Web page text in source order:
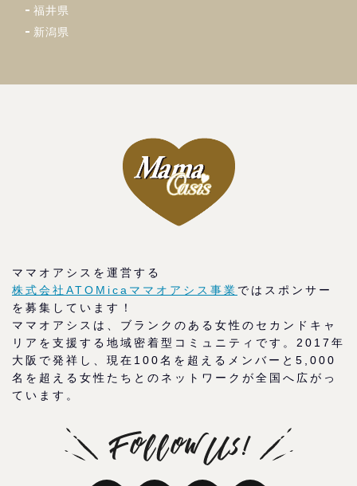
福井県
新潟県
ママオアシスを運営する
株式会社ATOMicaママオアシス事業 ではスポンサー
を募集しています！
ママオアシスは、ブランクのある女性のセカンドキャ
リアを支援する地域密着型コミュニティです。2017年
大阪で発祥し、現在100名を超えるメンバーと5,000
名を超える女性たちとのネットワークが全国へ広がっ
ています。